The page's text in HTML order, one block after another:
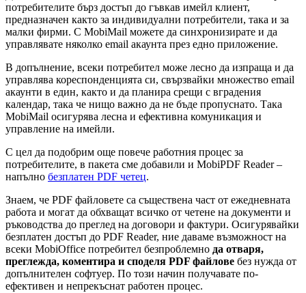
потребителите бърз достъп до гъвкав имейл клиент,
предназначен както за индивидуални потребители, така и за
малки фирми. С MobiMail можете да синхронизирате и да
управлявате няколко email акаунта през едно приложение.
В допълнение, всеки потребител може лесно да изпраща и да
управлява кореспонденцията си, свързвайки множество email
акаунти в един, както и да планира срещи с вградения
календар, така че нищо важно да не бъде пропуснато. Така
MobiMail осигурява лесна и ефективна комуникация и
управление на имейли.
С цел да подобрим още повече работния процес за
потребителите, в пакета сме добавили и MobiPDF Reader –
напълно безплатен PDF четец.
Знаем, че PDF файловете са съществена част от ежедневната
работа и могат да обхващат всичко от четене на документи и
ръководства до преглед на договори и фактури. Осигурявайки
безплатен достъп до PDF Reader, ние даваме възможност на
всеки MobiOffice потребител безпроблемно да отваря,
преглежда, коментира и споделя PDF файлове без нужда от
допълнителен софтуер. По този начин получавате по-
ефективен и непрекъснат работен процес.